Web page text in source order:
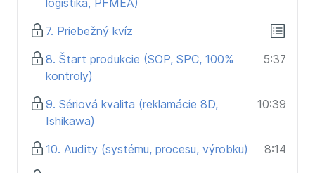
logistika, PFMEA)
7. Priebežný kvíz
8. Štart produkcie (SOP, SPC, 100%
kontroly)
5:37
9. Sériová kvalita (reklamácie 8D,
Ishikawa)
10:39
10. Audity (systému, procesu, výrobku)
8:14